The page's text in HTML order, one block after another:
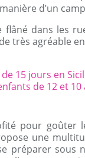
d’un
flâné dans les
très agréable
pour goûter
une
préparer sous